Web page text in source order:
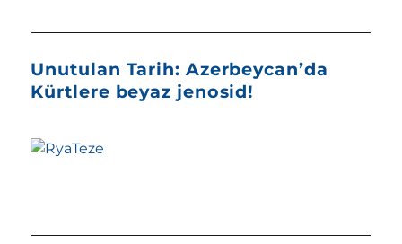
Unutulan Tarih: Azerbeycan’da
Kürtlere beyaz jenosid!